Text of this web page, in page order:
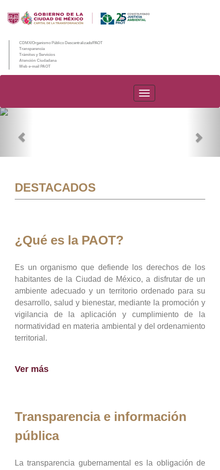
CDMX/Organismo Público Descentralizado/PAOT
Transparencia
Trámites y Servicios
Atención Ciudadana
Web e-mail PAOT
PAOT
DESTACADOS
¿Qué es la PAOT?
Es un organismo que defiende los derechos de los
habitantes de la Ciudad de México, a disfrutar de un
ambiente adecuado y un territorio ordenado para su
desarrollo, salud y bienestar, mediante la promoción y
vigilancia de la aplicación y cumplimiento de la
normatividad en materia ambiental y del ordenamiento
territorial.
Ver más
Transparencia e información
pública
La transparencia gubernamental es la obligación de